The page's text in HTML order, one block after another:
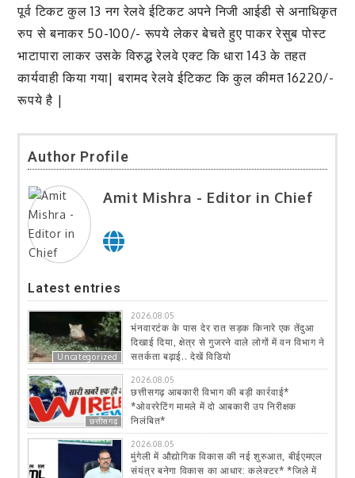
पूर्व टिकट कुल 13 नग रेलवे ईटिकट अपने निजी आईडी से अनाधिकृत
रुप से बनाकर 50-100/- रूपये लेकर बेचते हुए पाकर रेसुब पोस्ट
भाटापारा लाकर उसके विरुद्ध रेलवे एक्ट कि धारा 143 के तहत
कार्यवाही किया गया| बरामद रेलवे ईटिकट कि कुल कीमत 16220/-
रूपये है |
Author Profile
Amit Mishra - Editor in Chief
Latest entries
Uncategorized
2026.08.05
भंनवारटंक के पास देर रात सड़क किनारे एक तेंदुआ
दिखाई दिया, क्षेत्र से गुजरने वाले लोगों में वन विभाग ने
सतर्कता बढ़ाई.. देखें विडियो
छत्तीसगढ़
2026.08.05
छत्तीसगढ़ आबकारी विभाग की बड़ी कार्रवाई*
*ओवररेटिंग मामले में दो आबकारी उप निरीक्षक
निलंबित*
2026.08.05
मुंगेली में औद्योगिक विकास की नई शुरुआत, बीईएमएल
संयंत्र बनेगा विकास का आधार: कलेक्टर* *जिले में